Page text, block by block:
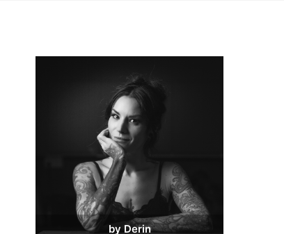
by Derin